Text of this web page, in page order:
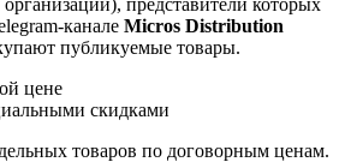
канале Micros Distribution
публикуемые товары.
цене
скидками
товаров по договорным ценам.